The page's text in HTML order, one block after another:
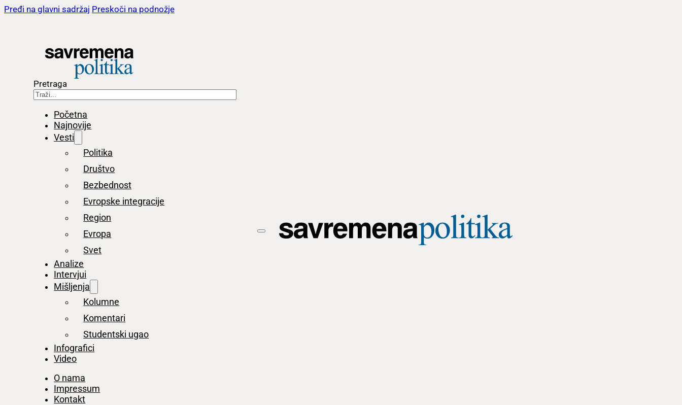
Pređi na glavni sadržaj Preskoči na podnožje
Pretraga
Početna
Najnovije
Vesti
Politika
Društvo
Bezbednost
Evropske integracije
Region
Evropa
Svet
Analize
Intervjui
Mišljenja
Kolumne
Komentari
Studentski ugao
Infografici
Video
O nama
Impressum
Kontakt